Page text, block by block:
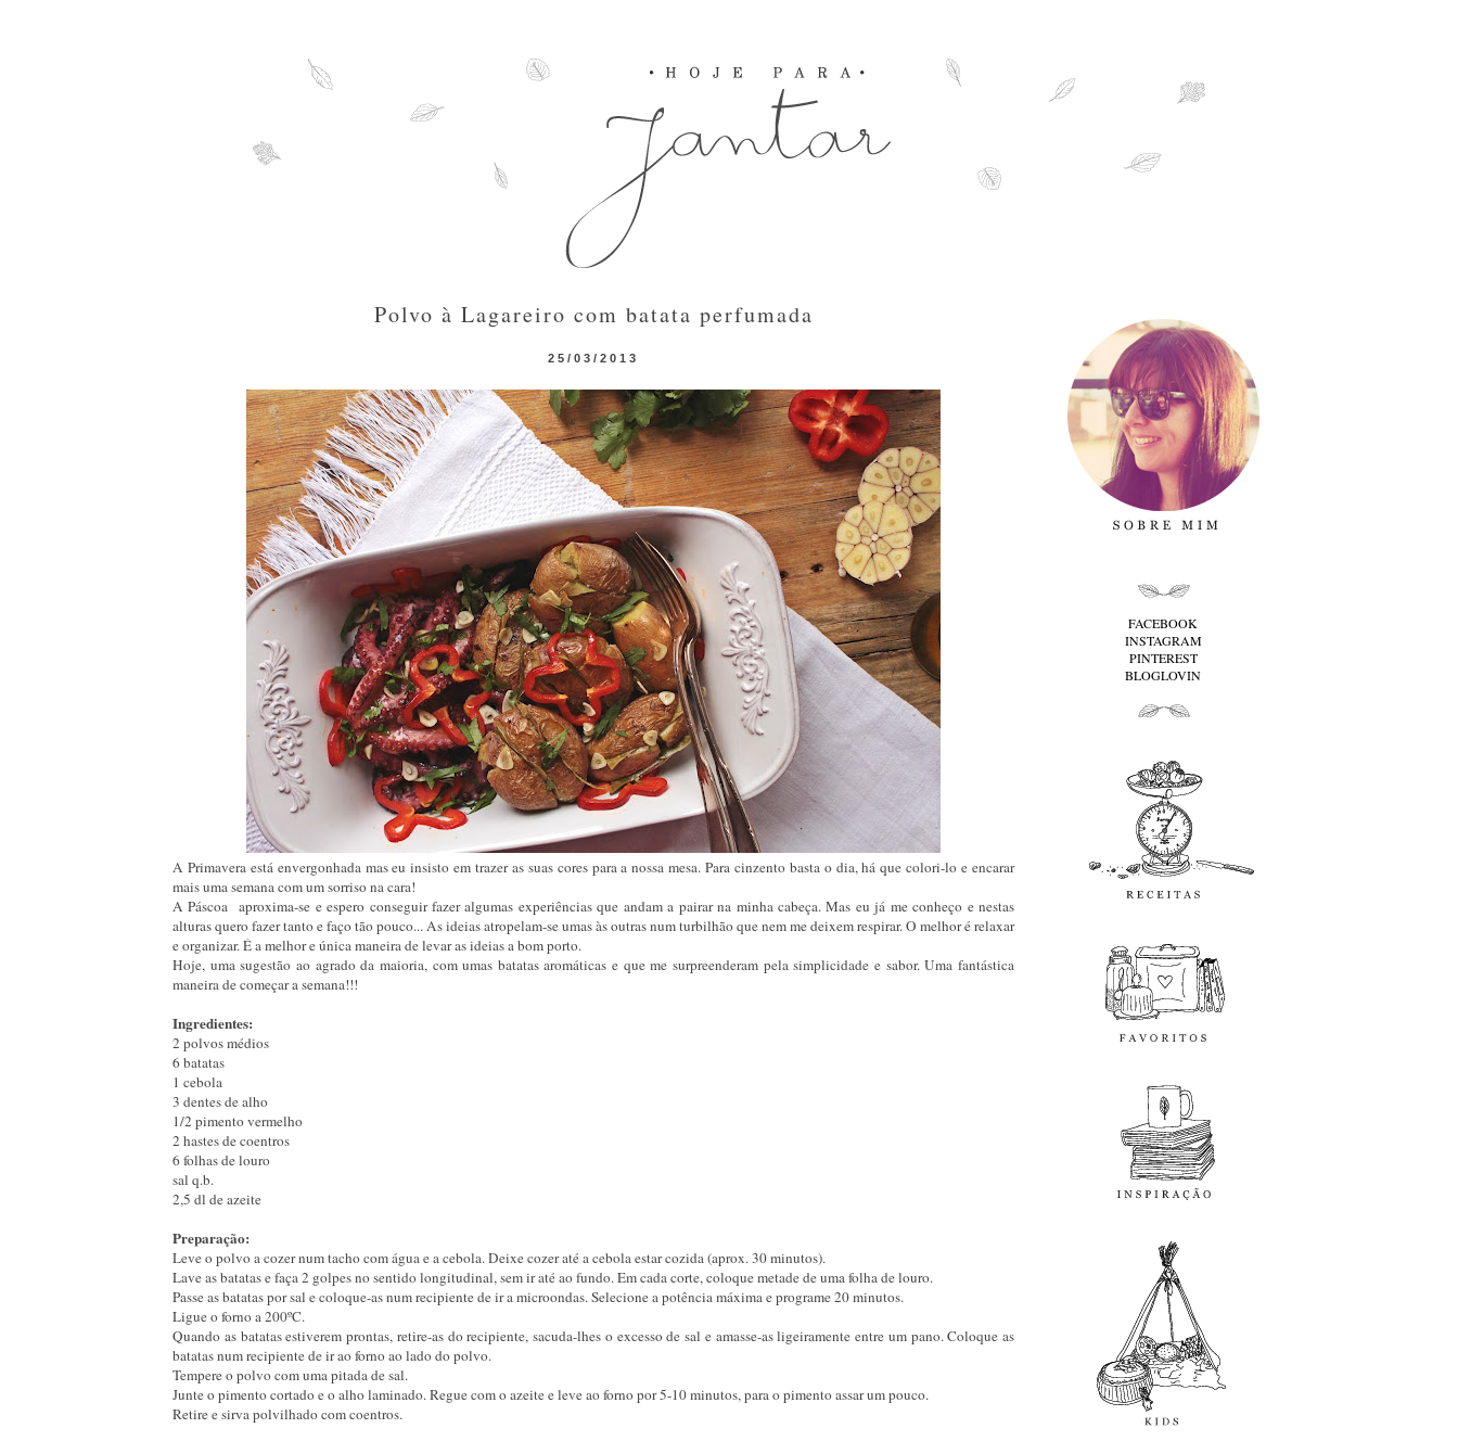
25/03/2013
Polvo à Lagareiro com batata perfumada
A Primavera está envergonhada mas eu insisto em trazer as suas cores para a nossa mesa. Para cinzento basta o dia, há que colori-lo e encarar
mais uma semana com um sorriso na cara!
A Páscoa aproxima-se e espero conseguir fazer algumas experiências que andam a pairar na minha cabeça. Mas eu já me conheço e nestas
alturas quero fazer tanto e faço tão pouco... As ideias atropelam-se umas às outras num turbilhão que nem me deixem respirar. O melhor é relaxar
e organizar. É a melhor e única maneira de levar as ideias a bom porto.
Hoje, uma sugestão ao agrado da maioria, com umas batatas aromáticas e que me surpreenderam pela simplicidade e sabor. Uma fantástica
maneira de começar a semana!!!
Ingredientes:
2 polvos médios
6 batatas
1 cebola
3 dentes de alho
1/2 pimento vermelho
2 hastes de coentros
6 folhas de louro
sal q.b.
2,5 dl de azeite
Preparação:
Leve o polvo a cozer num tacho com água e a cebola. Deixe cozer até a cebola estar cozida (aprox. 30 minutos).
Lave as batatas e faça 2 golpes no sentido longitudinal, sem ir até ao fundo. Em cada corte, coloque metade de uma folha de louro.
Passe as batatas por sal e coloque-as num recipiente de ir a microondas. Selecione a potência máxima e programe 20 minutos.
Ligue o forno a 200ºC.
Quando as batatas estiverem prontas, retire-as do recipiente, sacuda-lhes o excesso de sal e amasse-as ligeiramente entre um pano. Coloque as
batatas num recipiente de ir ao forno ao lado do polvo.
Tempere o polvo com uma pitada de sal.
Junte o pimento cortado e o alho laminado. Regue com o azeite e leve ao forno por 5-10 minutos, para o pimento assar um pouco.
Retire e sirva polvilhado com coentros.
FACEBOOK
INSTAGRAM
PINTEREST
BLOGLOVIN